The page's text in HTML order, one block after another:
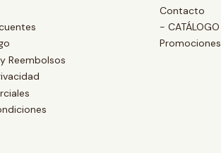
Reembolsos
Contacto
-
Promociones